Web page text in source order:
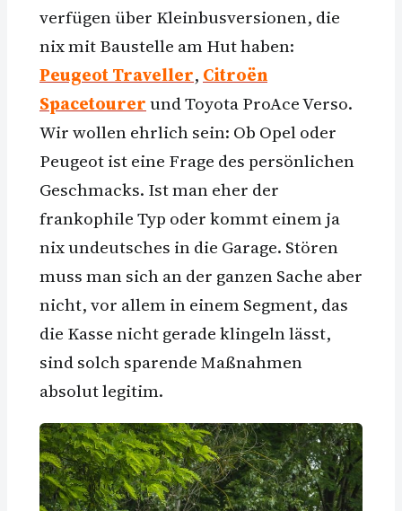
verfügen über Kleinbusversionen, die
nix mit Baustelle am Hut haben:
Peugeot Traveller, Citroën
Spacetourerund Toyota ProAce Verso.
Wir wollen ehrlich sein: Ob Opel oder
Peugeot ist eine Frage des persönlichen
Geschmacks. Ist man eher der
frankophile Typ oder kommt einem ja
nix undeutsches in die Garage. Stören
muss man sich an der ganzen Sache aber
nicht, vor allem in einem Segment, das
die Kasse nicht gerade klingeln lässt,
sind solch sparende Maßnahmen
absolut legitim.